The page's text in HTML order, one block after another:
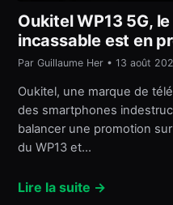
Oukitel WP13 5G,
incassable est en
Par Guillaume Her • 13 août
Oukitel, une marque de
des smartphones
balancer une promotion sur
du WP13 et…
Lire la suite →